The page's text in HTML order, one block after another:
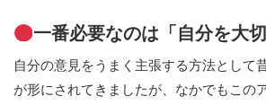
一番必要なのは「自分を大
自分の意見をうまく主張する方法として
が形にされてきましたが、なかでもこの